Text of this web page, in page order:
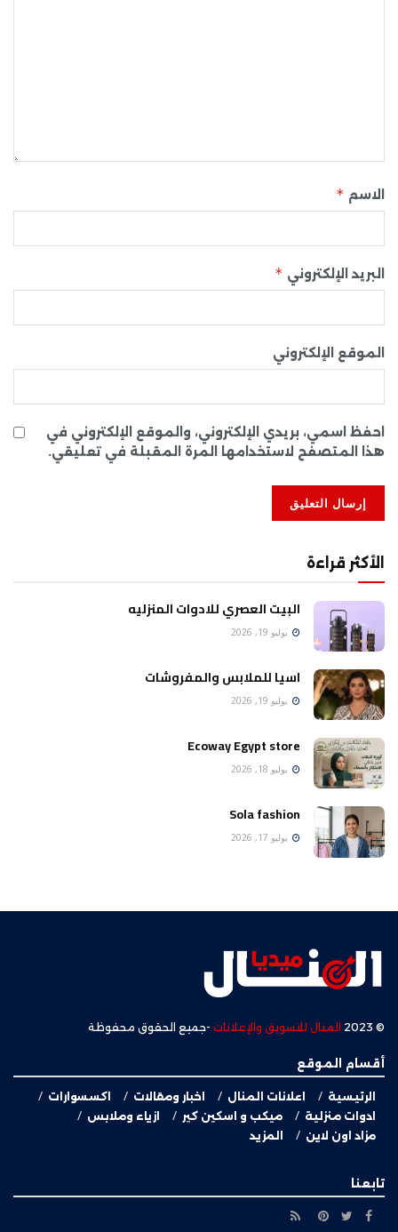
الاسم *
البريد الإلكتروني *
الموقع الإلكتروني
احفظ اسمي، بريدي الإلكتروني، والموقع الإلكتروني في
هذا المتصفح لاستخدامها المرة المقبلة في تعليقي.
الأكثر قراءة
البيت العصري للادوات المنزليه
يوليو 19, 2026
اسيا للملابس والمفروشات
يوليو 19, 2026
Ecoway Egypt store
يوليو 18, 2026
Sola fashion
يوليو 17, 2026
© 2023 المنال للتسويق والإعلانات -جميع الحقوق محفوظة
أقسام الموقع
الرئيسية اعلانات المنال اخبار ومقالات
اكسسوارات
ادوات منزلية
ميكب و اسكين كير
ازياء وملابس
مزاد اون لاين
المزيد
تابعنا